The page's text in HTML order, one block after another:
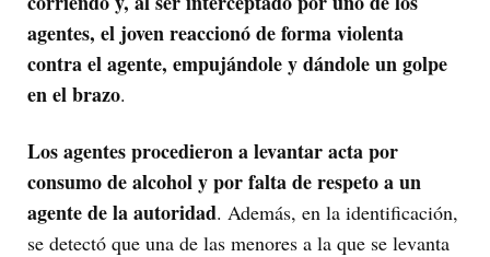
agentes, el joven reaccionó de forma violenta
contra el agente, empujándole y dándole un golpe
en el brazo.
Los agentes procedieron a levantar acta por
consumo de alcohol y por falta de respeto a un
agente de la autoridad. Además, en la identificación,
se detectó que una de las menores a la que se levanta